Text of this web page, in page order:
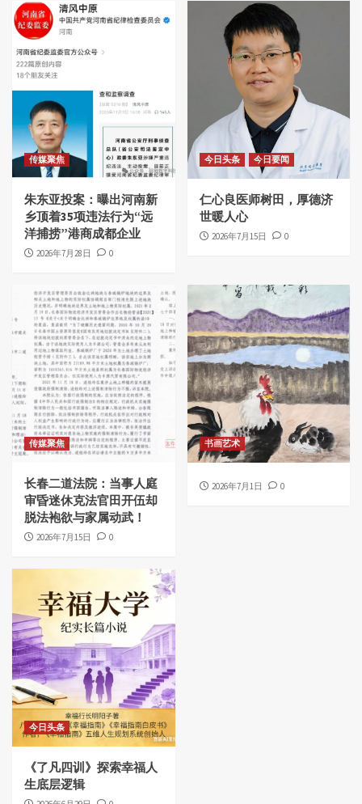
传媒聚焦
朱东亚投案：曝出河南新
乡顶着35项违法行为“远
洋捕捞”港商成都企业
2026年7月28日 0
今日头条 今日要闻
仁心良医师树田，厚德济
世暖人心
2026年7月15日 0
传媒聚焦
长春二道法院：当事人庭
审昏迷休克法官田开伍却
脱法袍欲与家属动武！
2026年7月15日 0
书画艺术
2026年7月1日 0
今日头条
《了凡四训》探索幸福人
生底层逻辑